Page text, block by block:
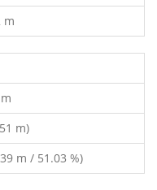
m
m)
m / 51.03 %)